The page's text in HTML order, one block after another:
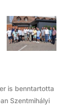
is benntartotta
Szentmihályi